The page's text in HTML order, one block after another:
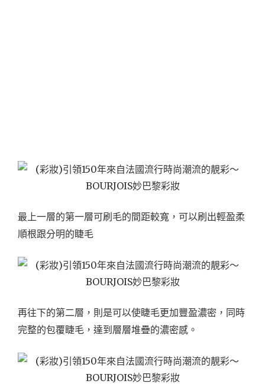
最上一層的第一層可刷毛的間距較寬，可以刷出輕盈柔
順根跟分明的睫毛
再往下的第二層，則是可以使睫毛更加豐盈濃密，同時
完整的包覆睫毛，達到層層堆疊的濃密感。